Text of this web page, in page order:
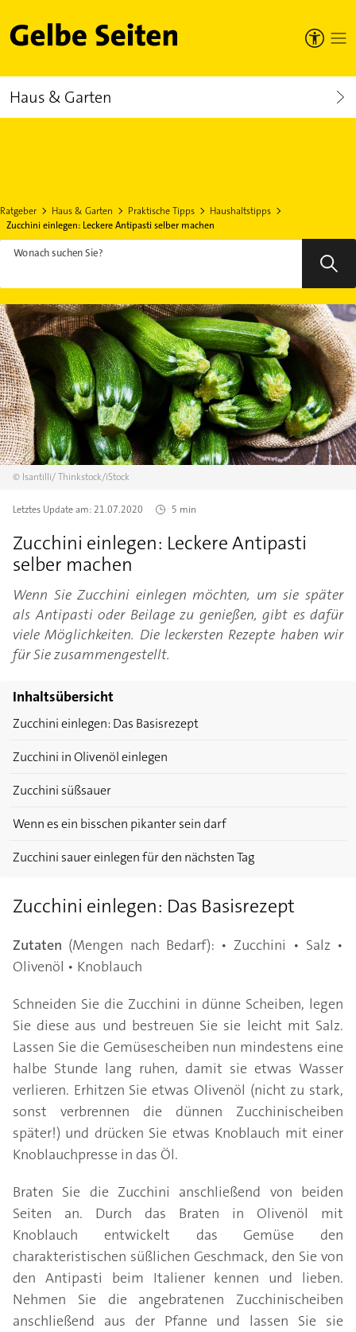
Gelbe Seiten
Haus & Garten
Ratgeber Haus & Garten Praktische Tipps
Haushaltstipps
Zucchini einlegen: Leckere Antipasti selber machen
Wonach suchen Sie?
© lsantilli/Thinkstock/iStock
Letztes Update am:21.07.2020 5 min
Zucchini einlegen: Leckere Antipasti
selber machen
Wenn Sie Zucchini einlegen möchten, um sie später
als Antipasti oder Beilage zu genießen, gibt es dafür
viele Möglichkeiten. Die leckersten Rezepte haben wir
für Sie zusammengestellt.
Inhaltsübersicht
Zucchini einlegen: Das Basisrezept
Zucchini in Olivenöl einlegen
Zucchini süßsauer
Wenn es ein bisschen pikanter sein darf
Zucchini sauer einlegen für den nächsten Tag
Zucchini einlegen: Das Basisrezept
Zutaten (Mengen nach Bedarf): • Zucchini • Salz •
Olivenöl • Knoblauch
Schneiden Sie die Zucchini in dünne Scheiben, legen
Sie diese aus und bestreuen Sie sie leicht mit Salz.
Lassen Sie die Gemüsescheiben nun mindestens eine
halbe Stunde lang ruhen, damit sie etwas Wasser
verlieren. Erhitzen Sie etwas Olivenöl (nicht zu stark,
sonst verbrennen die dünnen Zucchinischeiben
später!) und drücken Sie etwas Knoblauch mit einer
Knoblauchpresse in das Öl.
Braten Sie die Zucchini anschließend von beiden
Seiten an. Durch das Braten in Olivenöl mit
Knoblauch entwickelt das Gemüse den
charakteristischen süßlichen Geschmack, den Sie von
den Antipasti beim Italiener kennen und lieben.
Nehmen Sie die angebratenen Zucchinischeiben
anschließend aus der Pfanne und lassen Sie sie